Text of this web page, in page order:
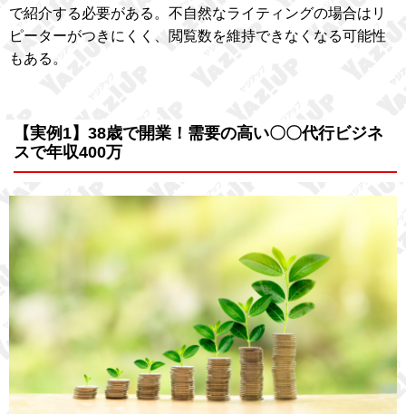
で紹介する必要がある。不自然なライティングの場合はリ
ピーターがつきにくく、閲覧数を維持できなくなる可能性
もある。
【実例1】38歳で開業！需要の高い〇〇代行ビジネ
スで年収400万